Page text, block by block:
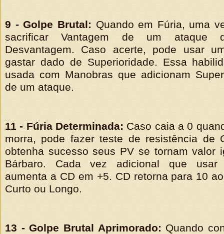
9 - Golpe Brutal: Quando em Fúria, uma
sacrificar Vantagem de um ataque
Desvantagem. Caso acerte, pode usar
gastar dado de Superioridade. Essa
usada com Manobras que adicionam
de um ataque.
11 - Fúria Determinada: Caso caia a 0
morra, pode fazer teste de resistência de
obtenha sucesso seus PV se tornam valor
Bárbaro. Cada vez adicional que usar
aumenta a CD em +5. CD retorna para 10
Curto ou Longo.
13 - Golpe Brutal Aprimorado: Quando